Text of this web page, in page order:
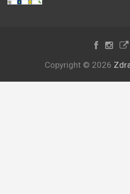
Copyright © 2026